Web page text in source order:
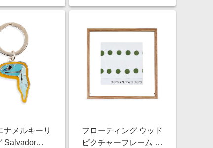
ナメルキーリ
Salvador
フローティング ウッド
ピクチャーフレーム ス